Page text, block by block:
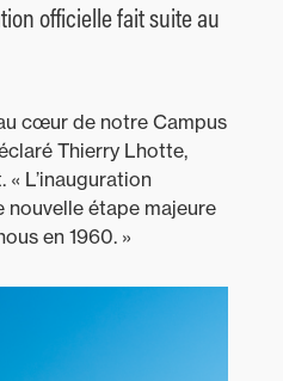
officielle fait suite au
cœur de notre Campus
Thierry Lhotte,
L’inauguration
nouvelle étape majeure
en 1960. »